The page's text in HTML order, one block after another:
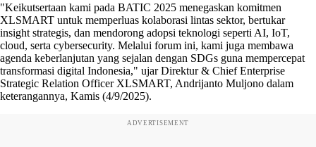
"Keikutsertaan kami pada BATIC 2025 menegaskan komitmen
XLSMART untuk memperluas kolaborasi lintas sektor, bertukar
insight strategis, dan mendorong adopsi teknologi seperti AI, IoT,
cloud, serta cybersecurity. Melalui forum ini, kami juga membawa
agenda keberlanjutan yang sejalan dengan SDGs guna mempercepat
transformasi digital Indonesia," ujar Direktur & Chief Enterprise
Strategic Relation Officer XLSMART, Andrijanto Muljono dalam
keterangannya, Kamis (4/9/2025).
ADVERTISEMENT